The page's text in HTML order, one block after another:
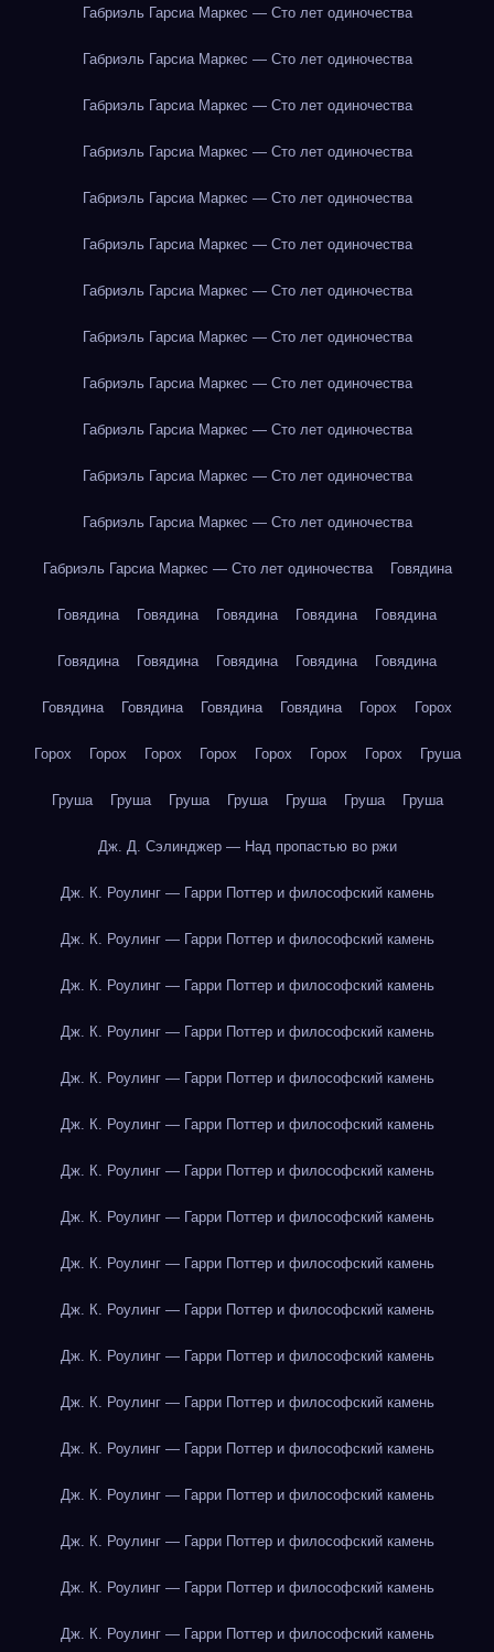
Габриэль Гарсиа Маркес — Сто лет одиночества
Габриэль Гарсиа Маркес — Сто лет одиночества
Габриэль Гарсиа Маркес — Сто лет одиночества
Габриэль Гарсиа Маркес — Сто лет одиночества
Габриэль Гарсиа Маркес — Сто лет одиночества
Габриэль Гарсиа Маркес — Сто лет одиночества
Габриэль Гарсиа Маркес — Сто лет одиночества
Габриэль Гарсиа Маркес — Сто лет одиночества
Габриэль Гарсиа Маркес — Сто лет одиночества
Габриэль Гарсиа Маркес — Сто лет одиночества
Габриэль Гарсиа Маркес — Сто лет одиночества
Габриэль Гарсиа Маркес — Сто лет одиночества
Габриэль Гарсиа Маркес — Сто лет одиночества Говядина
Говядина Говядина Говядина Говядина Говядина
Говядина Говядина Говядина Говядина Говядина
Говядина Говядина Говядина Говядина Горох Горох
Горох Горох Горох Горох Горох Горох Горох Груша
Груша Груша Груша Груша Груша Груша Груша
Дж. Д. Сэлинджер — Над пропастью во ржи
Дж. К. Роулинг — Гарри Поттер и философский камень
Дж. К. Роулинг — Гарри Поттер и философский камень
Дж. К. Роулинг — Гарри Поттер и философский камень
Дж. К. Роулинг — Гарри Поттер и философский камень
Дж. К. Роулинг — Гарри Поттер и философский камень
Дж. К. Роулинг — Гарри Поттер и философский камень
Дж. К. Роулинг — Гарри Поттер и философский камень
Дж. К. Роулинг — Гарри Поттер и философский камень
Дж. К. Роулинг — Гарри Поттер и философский камень
Дж. К. Роулинг — Гарри Поттер и философский камень
Дж. К. Роулинг — Гарри Поттер и философский камень
Дж. К. Роулинг — Гарри Поттер и философский камень
Дж. К. Роулинг — Гарри Поттер и философский камень
Дж. К. Роулинг — Гарри Поттер и философский камень
Дж. К. Роулинг — Гарри Поттер и философский камень
Дж. К. Роулинг — Гарри Поттер и философский камень
Дж. К. Роулинг — Гарри Поттер и философский камень